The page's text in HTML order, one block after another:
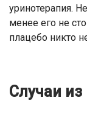
уринотерапия.
менее его не
плацебо никто
Случаи